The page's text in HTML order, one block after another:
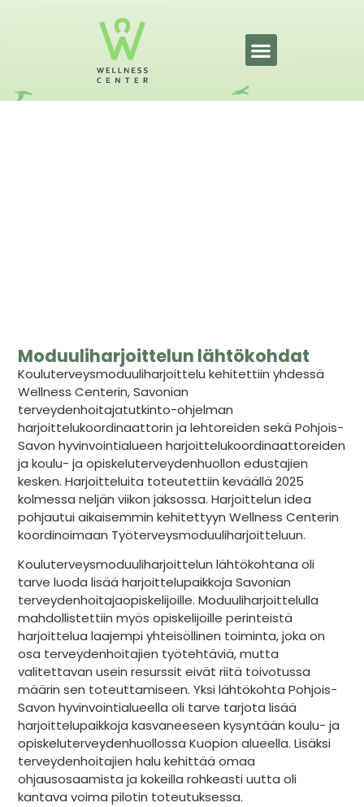
Moduuliharjoittelun lähtökohdat
Kouluterveysmoduuliharjoittelu kehitettiin yhdessä
Wellness Centerin, Savonian
terveydenhoitajatutkinto-ohjelman
harjoittelukoordinaattorin ja lehtoreiden sekä Pohjois-
Savon hyvinvointialueen harjoittelukoordinaattoreiden
ja koulu- ja opiskeluterveydenhuollon edustajien
kesken. Harjoitteluita toteutettiin keväällä 2025
kolmessa neljän viikon jaksossa. Harjoittelun idea
pohjautui aikaisemmin kehitettyyn Wellness Centerin
koordinoimaan Työterveysmoduuliharjoitteluun.
Kouluterveysmoduuliharjoittelun lähtökohtana oli
tarve luoda lisää harjoittelupaikkoja Savonian
terveydenhoitajaopiskelijoille. Moduuliharjoittelulla
mahdollistettiin myös opiskelijoille perinteistä
harjoittelua laajempi yhteisöllinen toiminta, joka on
osa terveydenhoitajien työtehtäviä, mutta
valitettavan usein resurssit eivät riitä toivotussa
määrin sen toteuttamiseen. Yksi lähtökohta Pohjois-
Savon hyvinvointialueella oli tarve tarjota lisää
harjoittelupaikkoja kasvaneeseen kysyntään koulu- ja
opiskeluterveydenhuollossa Kuopion alueella. Lisäksi
terveydenhoitajien halu kehittää omaa
ohjausosaamista ja kokeilla rohkeasti uutta oli
kantava voima pilotin toteutuksessa.